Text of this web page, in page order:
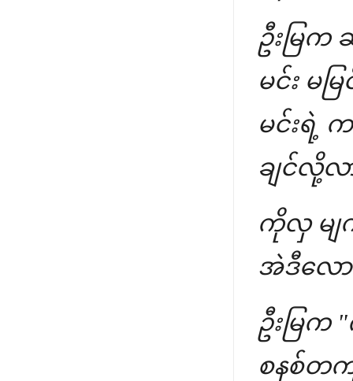
ဦးမြ
မင်း မ
မင်းရဲ့
ချင်လို့လ
ကိုလှ မျ
အဲဒီလေ
ဦးမြက
စနစ်တ